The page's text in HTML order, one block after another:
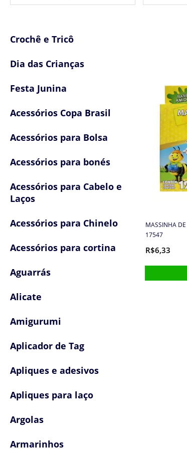
Crochê e Tricô
Dia das Crianças
Festa Junina
Acessórios Copa Brasil
Acessórios para Bolsa
Acessórios para bonés
Acessórios para Cabelo e
Laços
Acessórios para Chinelo
Acessórios para cortina
Aguarrás
Alicate
Amigurumi
Aplicador de Tag
Apliques e adesivos
Apliques para laço
Argolas
Armarinhos
MASSINHA
17547
R$6,33